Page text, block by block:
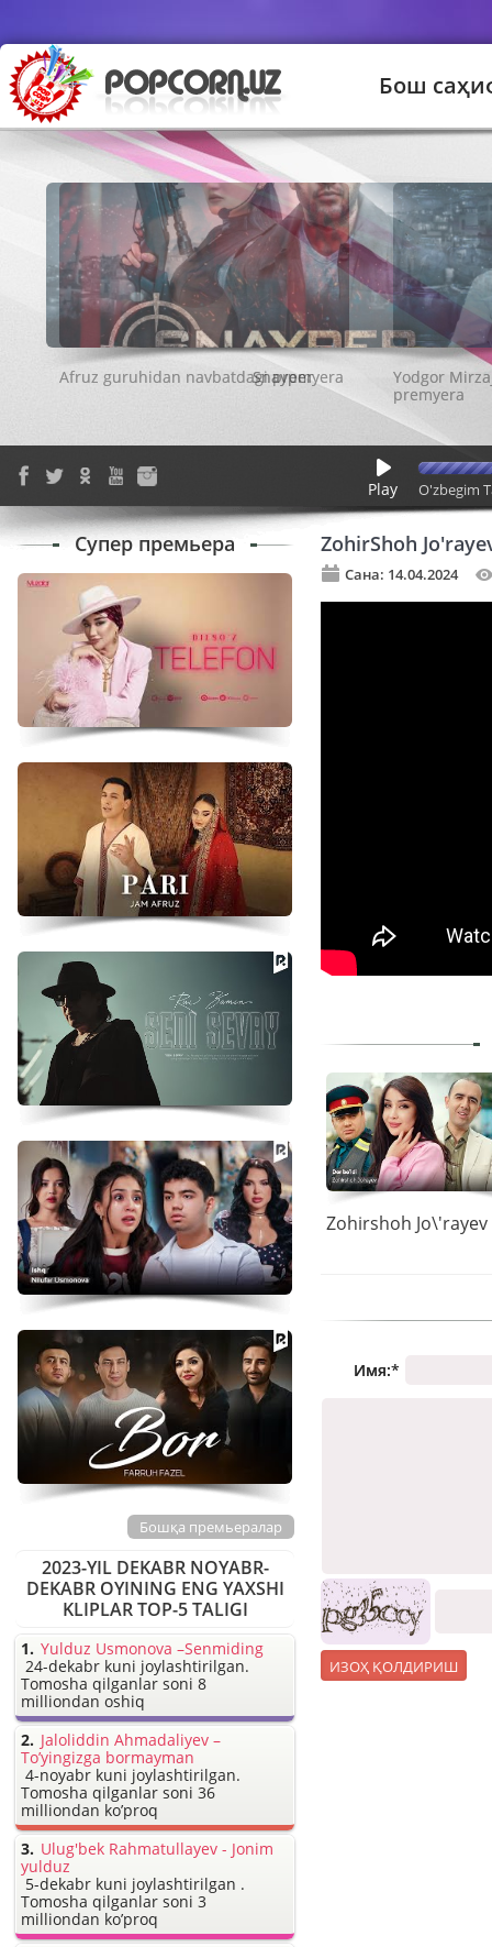
Бош
Snayper
Play O'zbegim
ZohirShoh
Сана: 14.04.2024
Имя:*
Супер премьера
Бошқа премьералар
2023-YIL DEKABR NOYABR-
DEKABR OYINING ENG YAXSHI
KLIPLAR TOP-5 TALIGI
Yulduz Usmonova –Senmiding
24-dekabr kuni joylashtirilgan.
Tomosha qilganlar soni 8
milliondan oshiq
Jaloliddin Ahmadaliyev –
To’yingizga bormayman
4-noyabr kuni joylashtirilgan.
Tomosha qilganlar soni 36
milliondan ko’proq
Ulug'bek Rahmatullayev - Jonim
yulduz
5-dekabr kuni joylashtirilgan .
Tomosha qilganlar soni 3
milliondan ko’proq